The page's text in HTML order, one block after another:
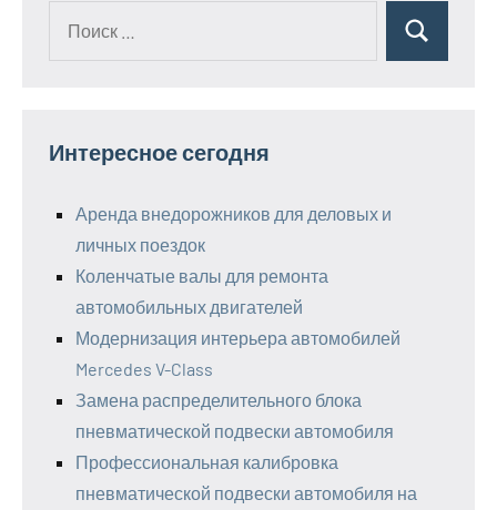
Поиск
Интересное сегодня
Аренда внедорожников для деловых и
личных поездок
Коленчатые валы для ремонта
автомобильных двигателей
Модернизация интерьера автомобилей
Mercedes V-Class
Замена распределительного блока
пневматической подвески автомобиля
Профессиональная калибровка
пневматической подвески автомобиля на